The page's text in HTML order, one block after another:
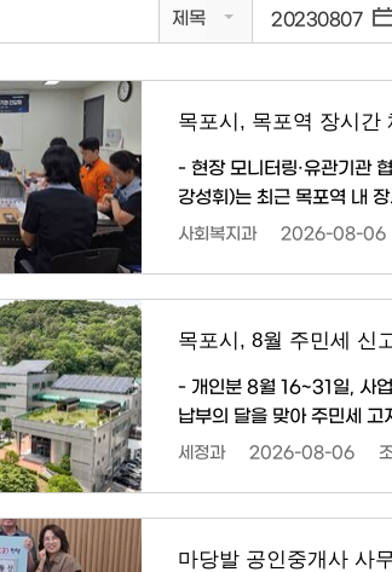
제목
목포시, 목포역 장시
- 현장 모니터링·유관기관 협력
강성휘)는 최근 목포역 내
점검과 유관기관 협력체계 강화에 나섰다. 시는 최근 목포역
사회복지과 2026-08-06
목포시, 8월 주민세 신
- 개인분 8월 16~31일, 사업소분 8월 1~31
납부의 달을 맞아 주민세 고
는다고 밝혔다. 주민세는 개인분과 사업소분으로 구분된다. 개인분은 2026년 7월 1일 현재
세정과 2026-08-06
마당발 공인중개사 사